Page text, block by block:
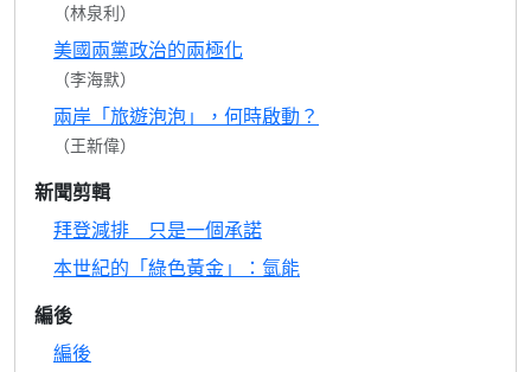
（林泉利）
美國兩黨政治的兩極化
（李海默）
兩岸「旅遊泡泡」，何時啟動？
（王新偉）
新聞剪輯
拜登減排 只是一個承諾
本世紀的「綠色黃金」：氫能
編後
編後